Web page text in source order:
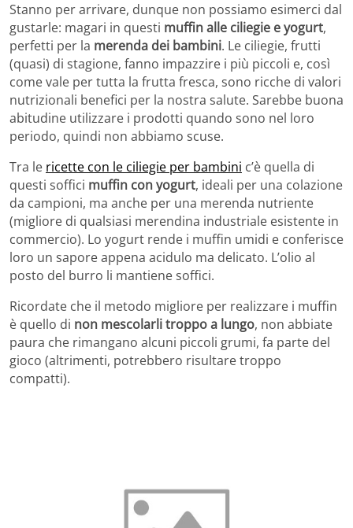
Stanno per arrivare, dunque non possiamo esimerci dal
gustarle: magari in questi muffin alle ciliegie e yogurt,
perfetti per la merenda dei bambini. Le ciliegie, frutti
(quasi) di stagione, fanno impazzire i più piccoli e, così
come vale per tutta la frutta fresca, sono ricche di valori
nutrizionali benefici per la nostra salute. Sarebbe buona
abitudine utilizzare i prodotti quando sono nel loro
periodo, quindi non abbiamo scuse.
Tra le ricette con le ciliegie per bambini c’è quella di
questi soffici muffin con yogurt, ideali per una colazione
da campioni, ma anche per una merenda nutriente
(migliore di qualsiasi merendina industriale esistente in
commercio). Lo yogurt rende i muffin umidi e conferisce
loro un sapore appena acidulo ma delicato. L’olio al
posto del burro li mantiene soffici.
Ricordate che il metodo migliore per realizzare i muffin
è quello di non mescolarli troppo a lungo, non abbiate
paura che rimangano alcuni piccoli grumi, fa parte del
gioco (altrimenti, potrebbero risultare troppo
compatti).